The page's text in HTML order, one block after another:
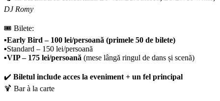
DJ Romy
🎟️ Bilete:
▪️Early Bird – 100 lei/persoană (primele 50 de bilete)
▪️Standard – 150 lei/persoană
▪️VIP – 175 lei/persoană (mese lângă ringul de dans și scenă)
✔️ Biletul include acces la eveniment + un fel principal
🍹 Bar à la carte